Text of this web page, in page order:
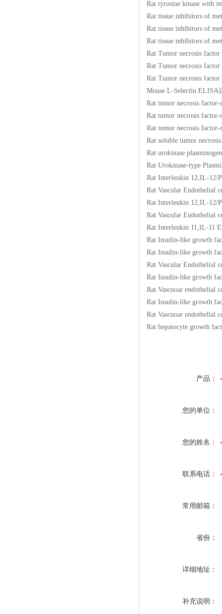
Rat tyrosine kinase with
Rat tissue inhibitors of
Rat tissue inhibitors of
Rat tissue inhibitors of
Rat Tumor necrosis
Rat Tumor necrosis
Rat Tumor necrosis
Mouse L-Selectin
Rat tumor necrosis
Rat tumor necrosis
Rat tumor necrosis
Rat soluble tumor
Rat urokinase
Rat Urokinase-type
Rat Interleukin 12,IL-
Rat Vascular
Rat Interleukin 12,IL-
Rat Vascular
Rat Interleukin 11,IL-11
Rat Insulin-like growth
Rat Insulin-like growth
Rat Vascular
Rat Insulin-like growth
Rat Vascuoar
Rat Insulin-like growth
Rat Vascuoar
Rat hepatocyte growth
产品：
您的单位：
您的姓名：
联系电话：
常用邮箱：
省份：
详细地址：
补充说明：